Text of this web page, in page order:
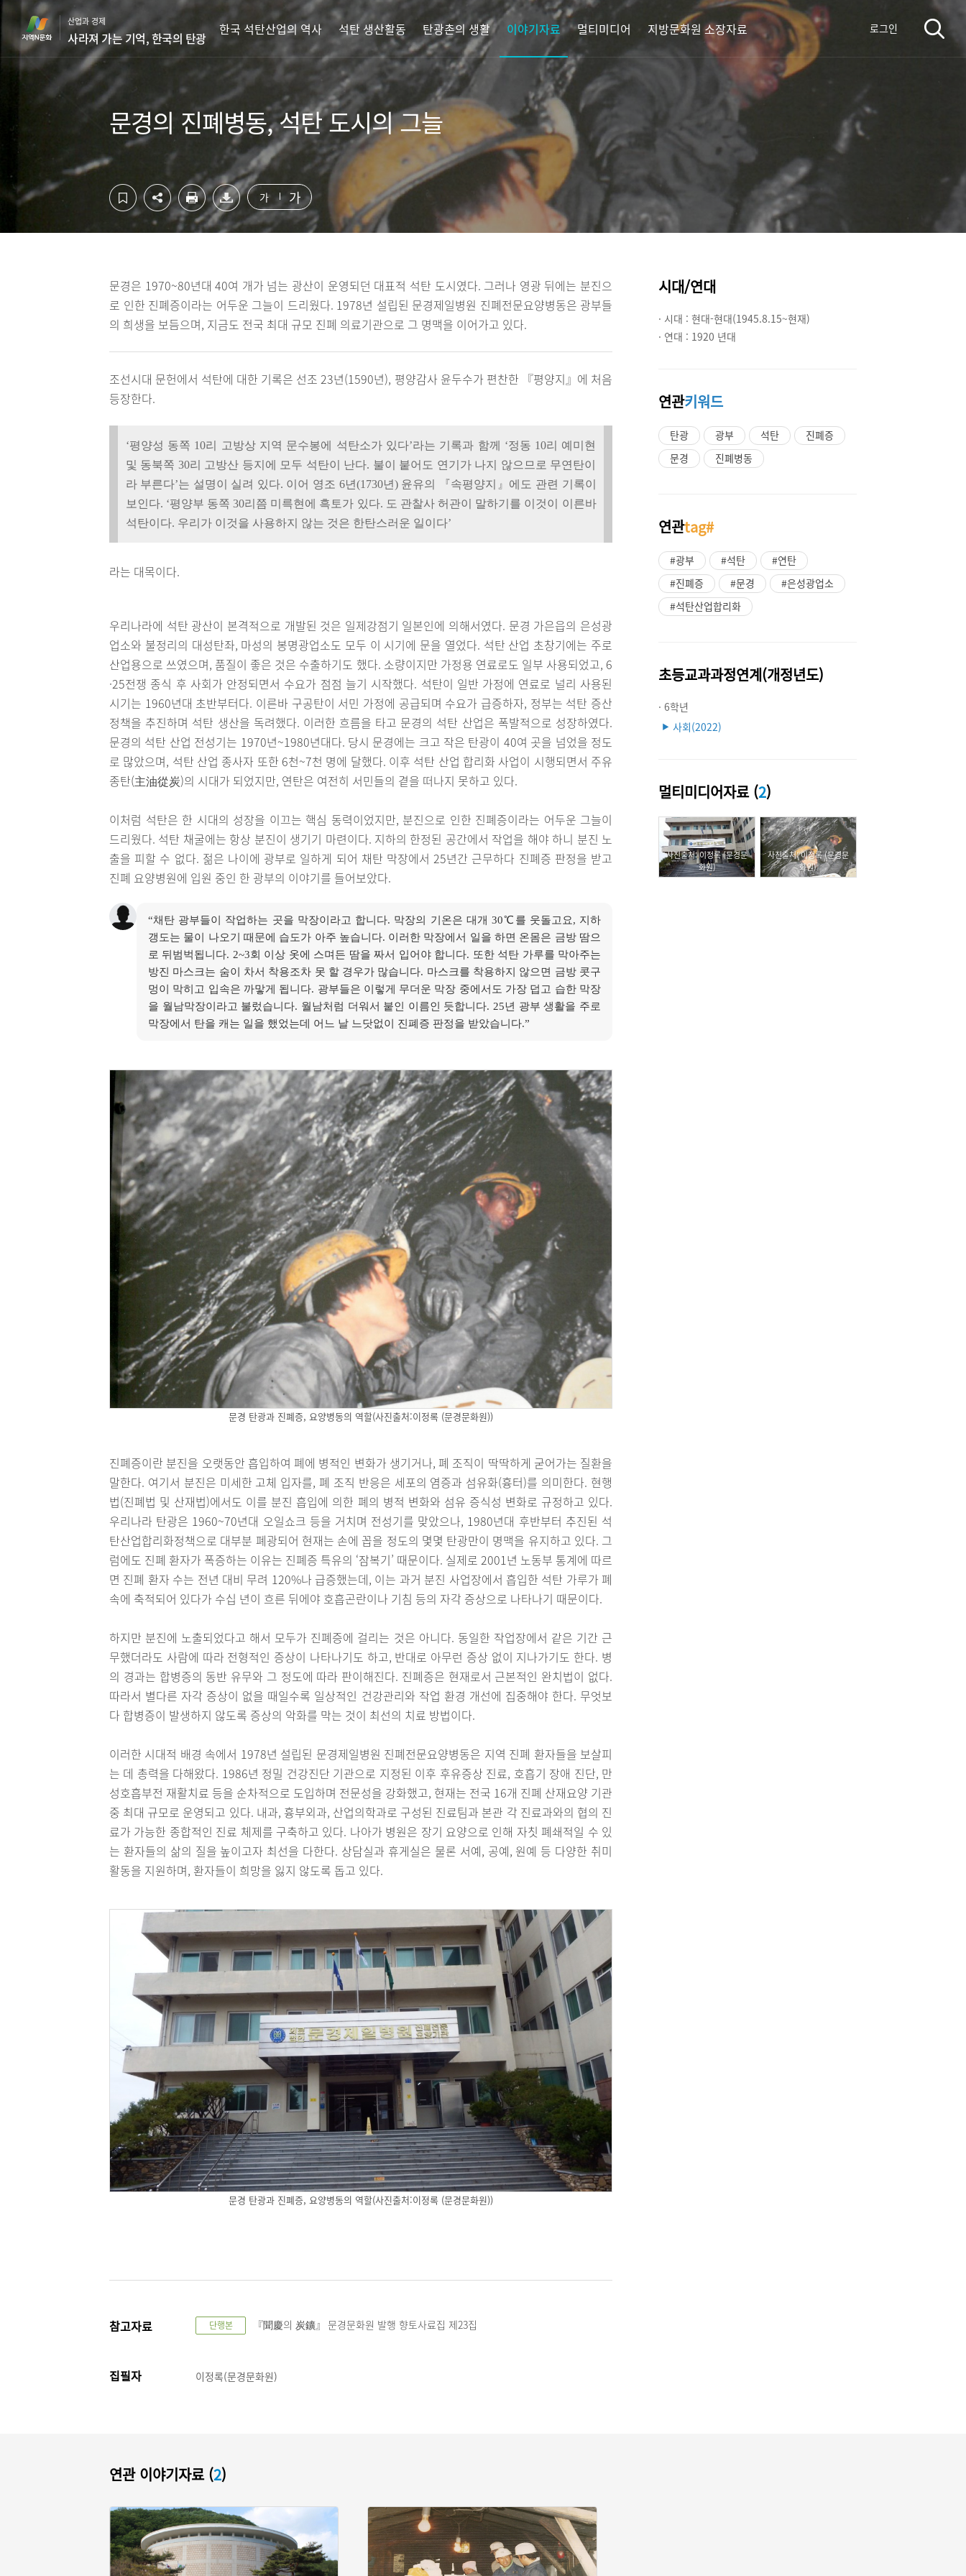
츠
영
영
역
산업과 경제
사라져 가는 기억, 한국의 탄광
한국 석탄산업의 역사 석탄 생산활동 탄광촌의 생활 이야기자료 멀티미디어 지방문화원 소장자료 로그인
문경의 진폐병동, 석탄 도시의 그늘
가 가
문경은 1970~80년대 40여 개가 넘는 광산이 운영되던 대표적 석탄 도시였다. 그러나 영광 뒤에는 분진으
로 인한 진폐증이라는 어두운 그늘이 드리웠다. 1978년 설립된 문경제일병원 진폐전문요양병동은 광부들
의 희생을 보듬으며, 지금도 전국 최대 규모 진폐 의료기관으로 그 명맥을 이어가고 있다.
조선시대 문헌에서 석탄에 대한 기록은 선조 23년(1590년), 평양감사 윤두수가 편찬한 『평양지』에 처음
등장한다.
‘평양성 동쪽 10리 고방상 지역 문수봉에 석탄소가 있다’라는 기록과 함께 ‘정동 10리 예미현
및 동북쪽 30리 고방산 등지에 모두 석탄이 난다. 불이 붙어도 연기가 나지 않으므로 무연탄이
라 부른다’는 설명이 실려 있다. 이어 영조 6년(1730년) 윤유의 『속평양지』에도 관련 기록이
보인다. ‘평양부 동쪽 30리쯤 미륵현에 흑토가 있다. 도 관찰사 허관이 말하기를 이것이 이른바
석탄이다. 우리가 이것을 사용하지 않는 것은 한탄스러운 일이다’
라는 대목이다.
우리나라에 석탄 광산이 본격적으로 개발된 것은 일제강점기 일본인에 의해서였다. 문경 가은읍의 은성광
업소와 불정리의 대성탄좌, 마성의 봉명광업소도 모두 이 시기에 문을 열었다. 석탄 산업 초창기에는 주로
산업용으로 쓰였으며, 품질이 좋은 것은 수출하기도 했다. 소량이지만 가정용 연료로도 일부 사용되었고, 6
·25전쟁 종식 후 사회가 안정되면서 수요가 점점 늘기 시작했다. 석탄이 일반 가정에 연료로 널리 사용된
시기는 1960년대 초반부터다. 이른바 구공탄이 서민 가정에 공급되며 수요가 급증하자, 정부는 석탄 증산
정책을 추진하며 석탄 생산을 독려했다. 이러한 흐름을 타고 문경의 석탄 산업은 폭발적으로 성장하였다.
문경의 석탄 산업 전성기는 1970년~1980년대다. 당시 문경에는 크고 작은 탄광이 40여 곳을 넘었을 정도
로 많았으며, 석탄 산업 종사자 또한 6천~7천 명에 달했다. 이후 석탄 산업 합리화 사업이 시행되면서 주유
종탄(主油從炭)의 시대가 되었지만, 연탄은 여전히 서민들의 곁을 떠나지 못하고 있다.
이처럼 석탄은 한 시대의 성장을 이끄는 핵심 동력이었지만, 분진으로 인한 진폐증이라는 어두운 그늘이
드리웠다. 석탄 채굴에는 항상 분진이 생기기 마련이다. 지하의 한정된 공간에서 작업을 해야 하니 분진 노
출을 피할 수 없다. 젊은 나이에 광부로 일하게 되어 채탄 막장에서 25년간 근무하다 진폐증 판정을 받고
진폐 요양병원에 입원 중인 한 광부의 이야기를 들어보았다.
“채탄 광부들이 작업하는 곳을 막장이라고 합니다. 막장의 기온은 대개 30℃를 웃돌고요, 지하
갱도는 물이 나오기 때문에 습도가 아주 높습니다. 이러한 막장에서 일을 하면 온몸은 금방 땀으
로 뒤범벅됩니다. 2~3회 이상 옷에 스며든 땀을 짜서 입어야 합니다. 또한 석탄 가루를 막아주는
방진 마스크는 숨이 차서 착용조차 못 할 경우가 많습니다. 마스크를 착용하지 않으면 금방 콧구
멍이 막히고 입속은 까맣게 됩니다. 광부들은 이렇게 무더운 막장 중에서도 가장 덥고 습한 막장
을 월남막장이라고 불렀습니다. 월남처럼 더워서 붙인 이름인 듯합니다. 25년 광부 생활을 주로
막장에서 탄을 캐는 일을 했었는데 어느 날 느닷없이 진폐증 판정을 받았습니다.”
문경 탄광과 진폐증, 요양병동의 역할(사진출처:이정록 (문경문화원))
진폐증이란 분진을 오랫동안 흡입하여 폐에 병적인 변화가 생기거나, 폐 조직이 딱딱하게 굳어가는 질환을
말한다. 여기서 분진은 미세한 고체 입자를, 폐 조직 반응은 세포의 염증과 섬유화(흉터)를 의미한다. 현행
법(진폐법 및 산재법)에서도 이를 분진 흡입에 의한 폐의 병적 변화와 섬유 증식성 변화로 규정하고 있다.
우리나라 탄광은 1960~70년대 오일쇼크 등을 거치며 전성기를 맞았으나, 1980년대 후반부터 추진된 석
탄산업합리화정책으로 대부분 폐광되어 현재는 손에 꼽을 정도의 몇몇 탄광만이 명맥을 유지하고 있다. 그
럼에도 진폐 환자가 폭증하는 이유는 진폐증 특유의 ‘잠복기’ 때문이다. 실제로 2001년 노동부 통계에 따르
면 진폐 환자 수는 전년 대비 무려 120%나 급증했는데, 이는 과거 분진 사업장에서 흡입한 석탄 가루가 폐
속에 축적되어 있다가 수십 년이 흐른 뒤에야 호흡곤란이나 기침 등의 자각 증상으로 나타나기 때문이다.
하지만 분진에 노출되었다고 해서 모두가 진폐증에 걸리는 것은 아니다. 동일한 작업장에서 같은 기간 근
무했더라도 사람에 따라 전형적인 증상이 나타나기도 하고, 반대로 아무런 증상 없이 지나가기도 한다. 병
의 경과는 합병증의 동반 유무와 그 정도에 따라 판이해진다. 진폐증은 현재로서 근본적인 완치법이 없다.
따라서 별다른 자각 증상이 없을 때일수록 일상적인 건강관리와 작업 환경 개선에 집중해야 한다. 무엇보
다 합병증이 발생하지 않도록 증상의 악화를 막는 것이 최선의 치료 방법이다.
이러한 시대적 배경 속에서 1978년 설립된 문경제일병원 진폐전문요양병동은 지역 진폐 환자들을 보살피
는 데 총력을 다해왔다. 1986년 정밀 건강진단 기관으로 지정된 이후 후유증상 진료, 호흡기 장애 진단, 만
성호흡부전 재활치료 등을 순차적으로 도입하며 전문성을 강화했고, 현재는 전국 16개 진폐 산재요양 기관
중 최대 규모로 운영되고 있다. 내과, 흉부외과, 산업의학과로 구성된 진료팀과 본관 각 진료과와의 협의 진
료가 가능한 종합적인 진료 체제를 구축하고 있다. 나아가 병원은 장기 요양으로 인해 자칫 폐쇄적일 수 있
는 환자들의 삶의 질을 높이고자 최선을 다한다. 상담실과 휴게실은 물론 서예, 공예, 원예 등 다양한 취미
활동을 지원하며, 환자들이 희망을 잃지 않도록 돕고 있다.
문경 탄광과 진폐증, 요양병동의 역할(사진출처:이정록 (문경문화원))
참고자료 단행본 『聞慶의 炭鑛』 문경문화원 발행 향토사료집 제23집
집필자 이정록(문경문화원)
시대/연대
· 시대 : 현대-현대(1945.8.15~현재)
· 연대 : 1920 년대
연관키워드
탄광 광부 석탄
진폐증
문경
진폐병동
연관tag#
#광부 #석탄
#연탄
#진폐증
#문경
#은성광업소
#석탄산업합리화
초등교과과정연계(개정년도)
· 6학년
▶ 사회(2022)
멀티미디어자료 (2)
사진출처: 이정록 (문경문
화원)
사진출처: 이정록 (문경문
화원)
연관 이야기자료 (2)